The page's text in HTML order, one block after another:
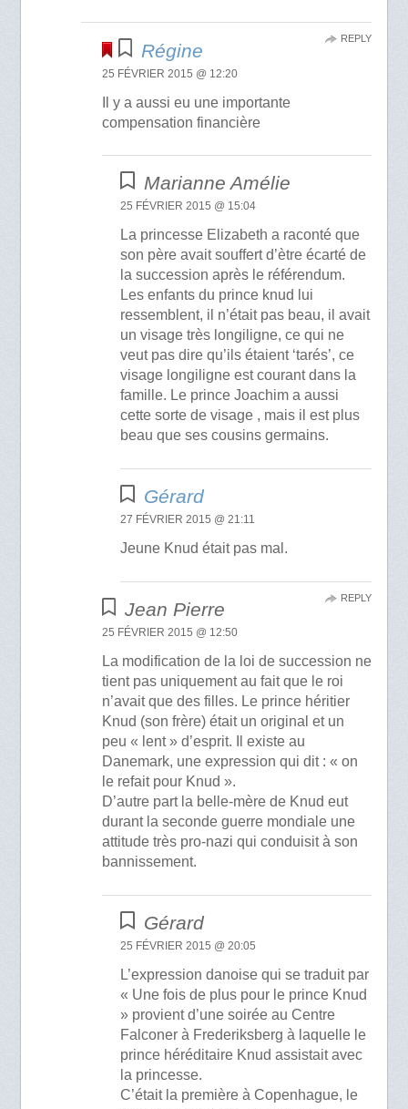
Régine
25 FÉVRIER 2015 @ 12:20
Il y a aussi eu une importante
compensation financière
REPLY
Marianne Amélie
25 FÉVRIER 2015 @ 15:04
La princesse Elizabeth a raconté que
son père avait souffert d’ètre écarté de
la succession après le référendum.
Les enfants du prince knud lui
ressemblent, il n’était pas beau, il avait
un visage très longiligne, ce qui ne
veut pas dire qu’ils étaient ‘tarés’, ce
visage longiligne est courant dans la
famille. Le prince Joachim a aussi
cette sorte de visage , mais il est plus
beau que ses cousins germains.
Gérard
27 FÉVRIER 2015 @ 21:11
Jeune Knud était pas mal.
Jean Pierre
25 FÉVRIER 2015 @ 12:50
La modification de la loi de succession ne
tient pas uniquement au fait que le roi
n’avait que des filles. Le prince héritier
Knud (son frère) était un original et un
peu « lent » d’esprit. Il existe au
Danemark, une expression qui dit : « on
le refait pour Knud ».
D’autre part la belle-mère de Knud eut
durant la seconde guerre mondiale une
attitude très pro-nazi qui conduisit à son
bannissement.
REPLY
Gérard
25 FÉVRIER 2015 @ 20:05
L’expression danoise qui se traduit par
« Une fois de plus pour le prince Knud
» provient d’une soirée au Centre
Falconer à Frederiksberg à laquelle le
prince héréditaire Knud assistait avec
la princesse.
C’était la première à Copenhague, le